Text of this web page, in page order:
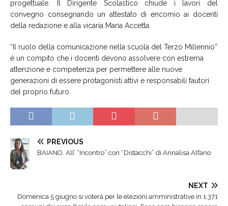
progettuale. Il Dirigente Scolastico chiude i lavori del
convegno consegnando un attestato di encomio ai docenti
della redazione e alla vicaria Maria Accetta.
“Il ruolo della comunicazione nella scuola del Terzo Millennio”
è un compito che i docenti devono assolvere con estrema
attenzione e competenza per permettere alle nuove
generazioni di essere protagonisti attivi e responsabili fautori
del proprio futuro.
PREVIOUS
BAIANO. All’ “Incontro” con “Distacchi” di Annalisa Alfano
NEXT
Domenica 5 giugno si voterà per le elezioni amministrative in 1.371